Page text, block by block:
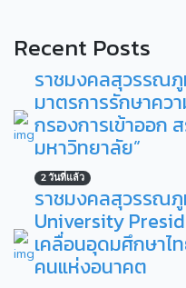
Recent Posts
ราชมงคลสุวรรณ
มาตรการรักษาคว
กรองการเข้าออก
มหาวิทยาลัย”
2 วันที่แล้ว
ราชมงคลสุวรรณภู
University
เคลื่อนอุดมศึกษาไ
คนแห่งอนาคต